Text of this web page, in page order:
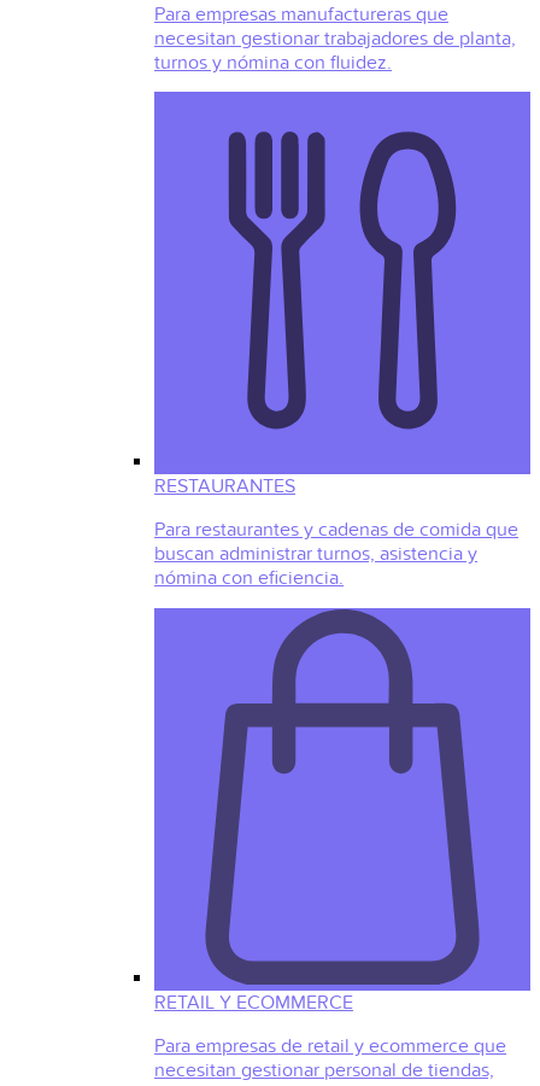
Para empresas manufactureras que
necesitan gestionar trabajadores de planta,
turnos y nómina con fluidez.
RESTAURANTES
Para restaurantes y cadenas de comida que
buscan administrar turnos, asistencia y
nómina con eficiencia.
RETAIL Y ECOMMERCE
Para empresas de retail y ecommerce que
necesitan gestionar personal de tiendas,